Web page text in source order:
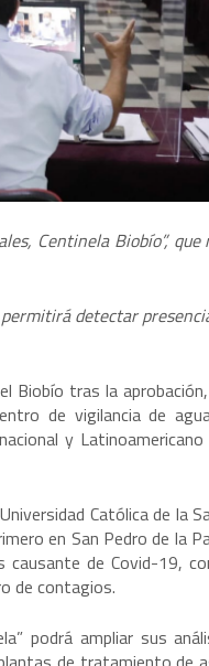
Centinela Biobío”,
detectar
Biobío tras la
de vigilancia de
y
Católica de la
en San Pedro de la
causante de Covid-19,
de contagios.
podrá ampliar sus